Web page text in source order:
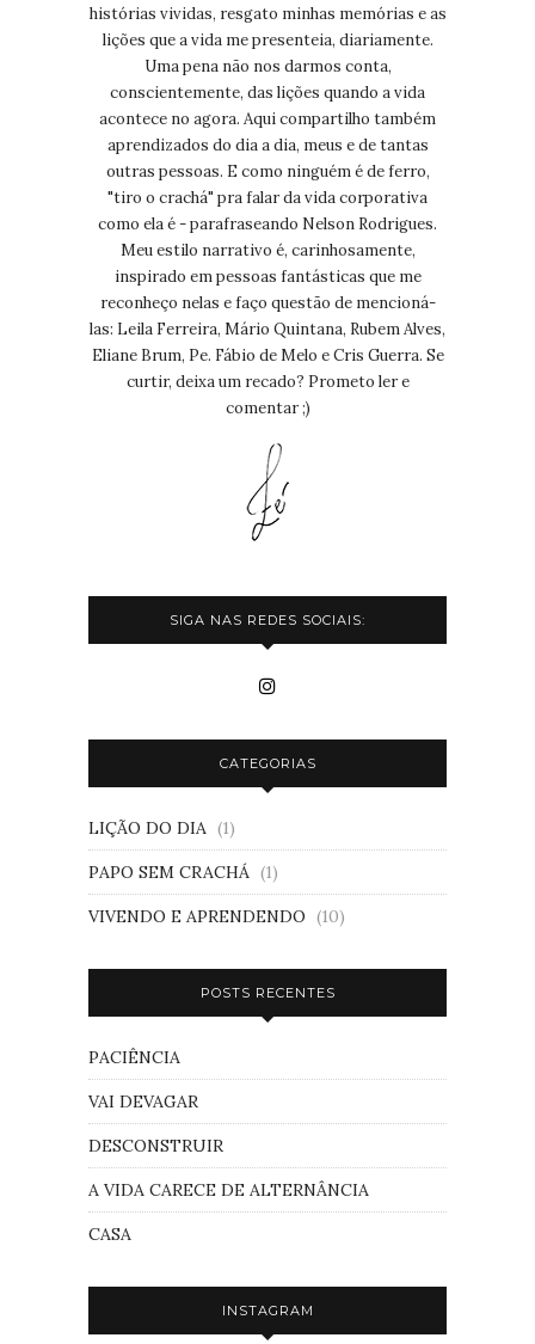
histórias vividas, resgato minhas memórias e as
lições que a vida me presenteia, diariamente.
Uma pena não nos darmos conta,
conscientemente, das lições quando a vida
acontece no agora. Aqui compartilho também
aprendizados do dia a dia, meus e de tantas
outras pessoas. E como ninguém é de ferro,
"tiro o crachá" pra falar da vida corporativa
como ela é - parafraseando Nelson Rodrigues.
Meu estilo narrativo é, carinhosamente,
inspirado em pessoas fantásticas que me
reconheço nelas e faço questão de mencioná-
las: Leila Ferreira, Mário Quintana, Rubem Alves,
Eliane Brum, Pe. Fábio de Melo e Cris Guerra. Se
curtir, deixa um recado? Prometo ler e
comentar ;)
SIGA NAS REDES SOCIAIS:
CATEGORIAS
LIÇÃO DO DIA (1)
PAPO SEM CRACHÁ (1)
VIVENDO E APRENDENDO (10)
POSTS RECENTES
PACIÊNCIA
VAI DEVAGAR
DESCONSTRUIR
A VIDA CARECE DE ALTERNÂNCIA
CASA
INSTAGRAM